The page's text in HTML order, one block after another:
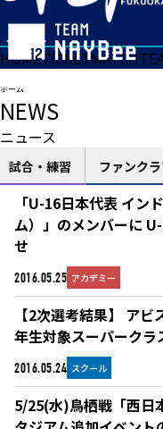
HOMETICKETMATCH
ホーム
NEWS
ニュース
試合・練習 ファンク
2016.05.25 アカデミー
「U-16日本代表 イン
ム）」のメンバーに
せ
2016.05.24 スクール
【2次選考結果】 ア
年生対象スーパーク
5/25(水)鳥栖戦「西日